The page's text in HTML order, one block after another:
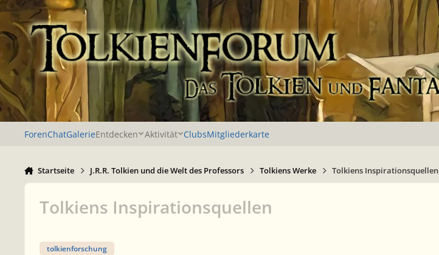
Zu Inhalt springen
ForenChatGalerieEntdecken Aktivität ClubsMitgliederkarte
Startseite J.R.R. Tolkien und die Welt des Professors Tolkiens Werke Tolkiens Inspirationsquellen
Tolkiens Inspirationsquellen
tolkienforschung